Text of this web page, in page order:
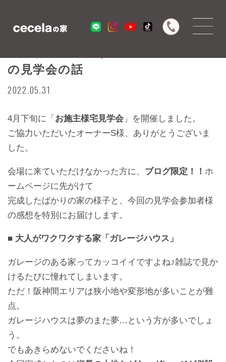
の見学会の話
2022.05.31
4月下旬に「 お施主様宅見学会 」を開催しました。
ご協力いただいたオーナーS様、ありがとうございま
した。
会場に来ていただけなかった方に、 ブログ限定！！ ホ
ームページに先がけて
完成したばかりの家の様子と、今回の見学会参加者様
の感想を特別にお届けします。
■ 大人がワクワクする家「ガレージハウス」
ガレージのある家ってカッコイイですよね♪雑誌で見か
けるたびに憧れてしまいます。
ただ！阪神間エリアは狭小地や変形地が多いことが難
点。
ガレージハウスは夢のまた夢…という方が多いでしょ
う。
でもあきらめないでくださいね！